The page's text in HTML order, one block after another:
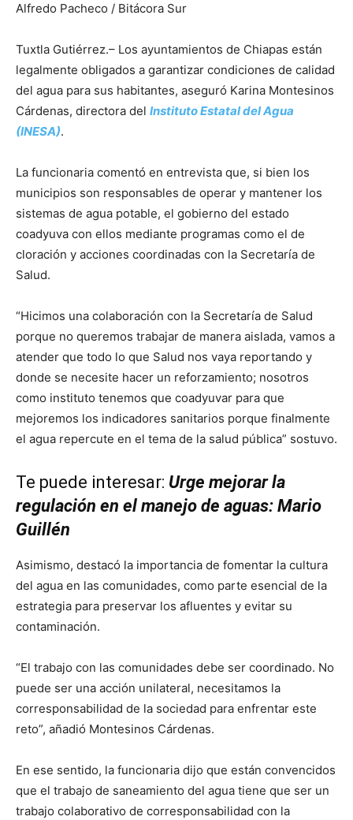
Alfredo Pacheco / Bitácora Sur
Tuxtla Gutiérrez.– Los ayuntamientos de Chiapas están
legalmente obligados a garantizar condiciones de calidad
del agua para sus habitantes, aseguró Karina Montesinos
Cárdenas, directora del Instituto Estatal del Agua
(INESA).
La funcionaria comentó en entrevista que, si bien los
municipios son responsables de operar y mantener los
sistemas de agua potable, el gobierno del estado
coadyuva con ellos mediante programas como el de
cloración y acciones coordinadas con la Secretaría de
Salud.
“Hicimos una colaboración con la Secretaría de Salud
porque no queremos trabajar de manera aislada, vamos a
atender que todo lo que Salud nos vaya reportando y
donde se necesite hacer un reforzamiento; nosotros
como instituto tenemos que coadyuvar para que
mejoremos los indicadores sanitarios porque finalmente
el agua repercute en el tema de la salud pública” sostuvo.
Te puede interesar: Urge mejorar la
regulación en el manejo de aguas: Mario
Guillén
Asimismo, destacó la importancia de fomentar la cultura
del agua en las comunidades, como parte esencial de la
estrategia para preservar los afluentes y evitar su
contaminación.
“El trabajo con las comunidades debe ser coordinado. No
puede ser una acción unilateral, necesitamos la
corresponsabilidad de la sociedad para enfrentar este
reto”, añadió Montesinos Cárdenas.
En ese sentido, la funcionaria dijo que están convencidos
que el trabajo de saneamiento del agua tiene que ser un
trabajo colaborativo de corresponsabilidad con la